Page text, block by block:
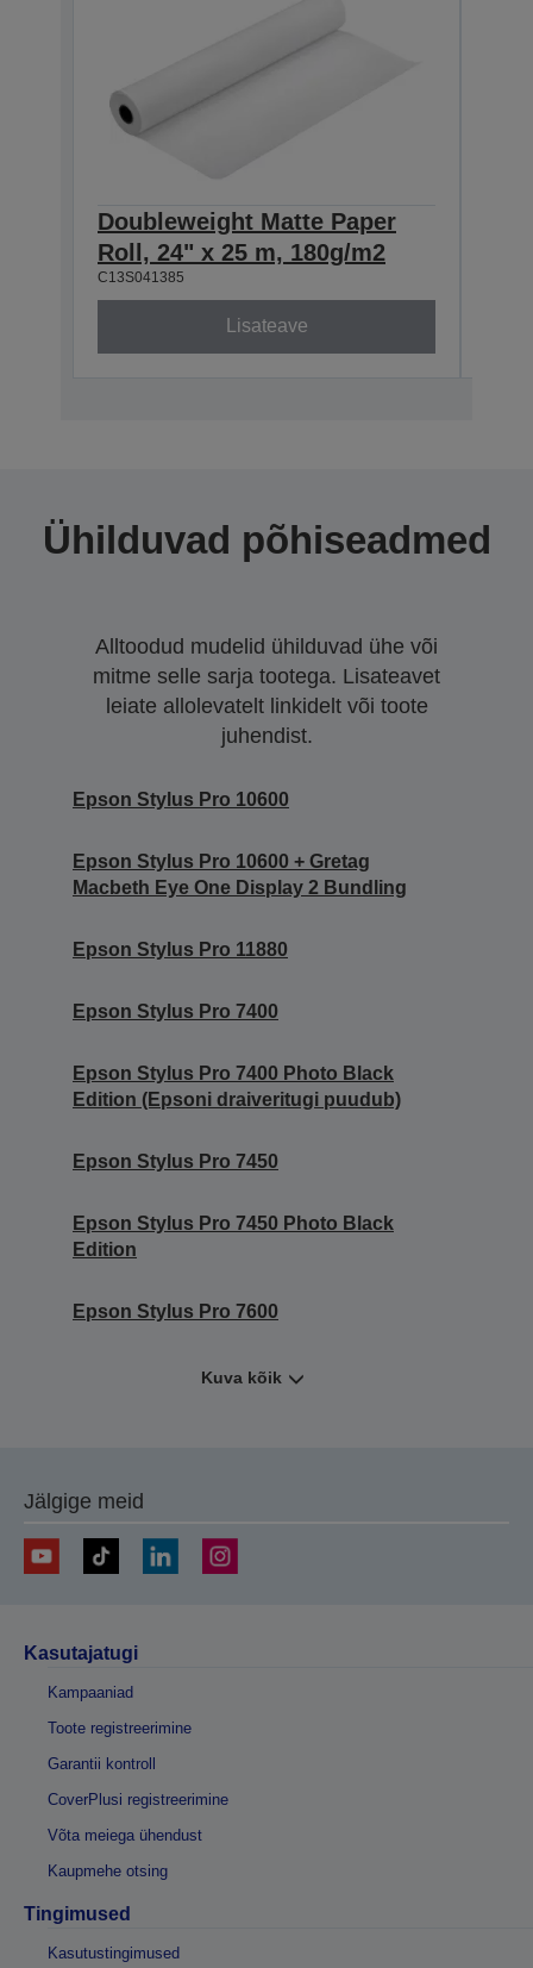
Doubleweight Matte Paper
Roll, 24" x 25 m, 180g/m2
C13S041385
Lisateave
Ühilduvad põhiseadmed
Alltoodud mudelid ühilduvad ühe või
mitme selle sarja tootega. Lisateavet
leiate allolevatelt linkidelt või toote
juhendist.
Epson Stylus Pro 10600
Epson Stylus Pro 10600 + Gretag
Macbeth Eye One Display 2 Bundling
Epson Stylus Pro 11880
Epson Stylus Pro 7400
Epson Stylus Pro 7400 Photo Black
Edition (Epsoni draiveritugi puudub)
Epson Stylus Pro 7450
Epson Stylus Pro 7450 Photo Black
Edition
Epson Stylus Pro 7600
Kuva kõik
Jälgige meid
Kasutajatugi
Kampaaniad
Toote registreerimine
Garantii kontroll
CoverPlusi registreerimine
Võta meiega ühendust
Kaupmehe otsing
Tingimused
Kasutustingimused